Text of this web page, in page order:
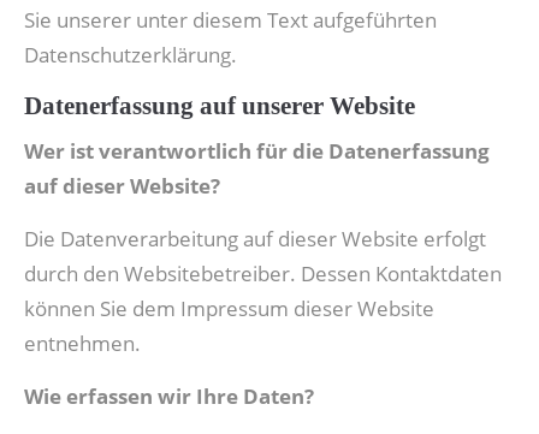
Sie unserer unter diesem Text aufgeführten
Datenschutzerklärung.
Datenerfassung auf unserer Website
Wer ist verantwortlich für die Datenerfassung
auf dieser Website?
Die Datenverarbeitung auf dieser Website erfolgt
durch den Websitebetreiber. Dessen Kontaktdaten
können Sie dem Impressum dieser Website
entnehmen.
Wie erfassen wir Ihre Daten?